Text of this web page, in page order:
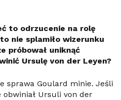
to odrzucenie na rolę
nie splamiło wizerunku
​​próbował uniknąć
Ursulę von der Leyen?
sprawa Goulard minie. Jeśli
Ursuli von der